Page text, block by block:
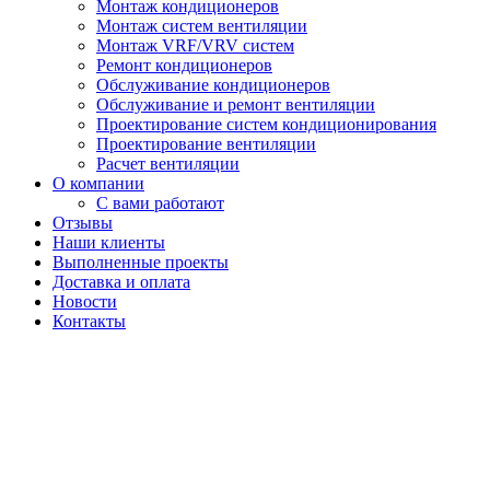
Монтаж кондиционеров
Монтаж систем вентиляции
Монтаж VRF/VRV систем
Ремонт кондиционеров
Обслуживание кондиционеров
Обслуживание и ремонт вентиляции
Проектирование систем кондиционирования
Проектирование вентиляции
Расчет вентиляции
О компании
С вами работают
Отзывы
Наши клиенты
Выполненные проекты
Доставка и оплата
Новости
Контакты